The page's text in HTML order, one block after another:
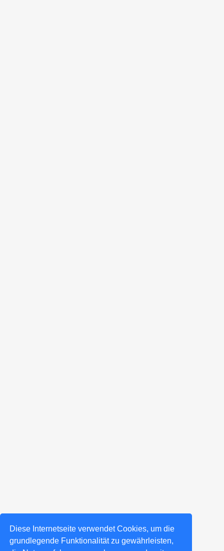
Diese Internetseite verwendet Cookies, um die
grundlegende Funktionalität zu gewährleisten,